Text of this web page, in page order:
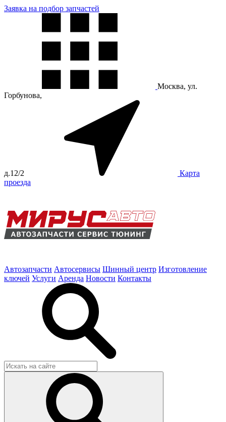
Заявка на подбор запчастей
Москва, ул.
Горбунова,
д.12/2
Карта
проезда
Автозапчасти Автосервисы Шинный центр Изготовление
ключей Услуги Аренда Новости Контакты